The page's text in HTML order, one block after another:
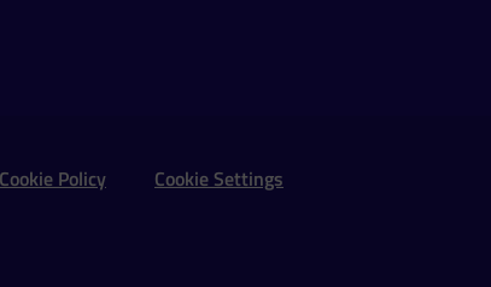
e Social Networks
Cookie Policy
Cookie Settings